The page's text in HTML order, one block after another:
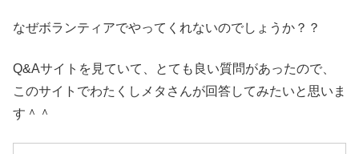
なぜボランティアでやってくれないのでしょうか？？
Q&Aサイトを見ていて、とても良い質問があったので、
このサイトでわたくしメタさんが回答してみたいと思いま
す＾＾